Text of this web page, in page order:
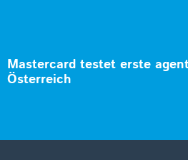
Mastercard testet erste
Österreich